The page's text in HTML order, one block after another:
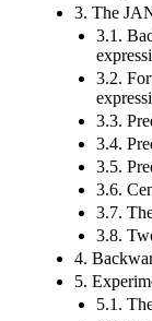
3. The
3.1.
3.2.
3.3.
3.4.
3.5.
3.6.
3.7.
3.8.
4.
5.
5.1.